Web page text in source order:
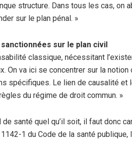
structure. Dans tous les cas, on
sur le plan pénal. »
sur le plan civil
classique, nécessitant
On va ici se concentrer sur la
spécifiques. Le lien de causalité et
du régime de droit commun. »
santé quel qu’il soit, il faut donc
1 du Code de la santé publique,